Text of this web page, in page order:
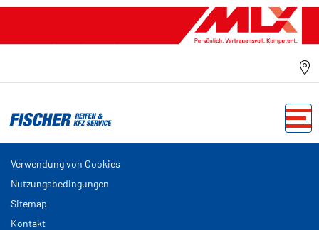
Verwendung von Cookies
Nutzungsbedingungen
Sitemap
Kontakt